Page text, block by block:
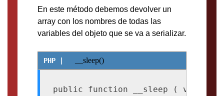
En este método debemos devolver un
array con los nombres de todas las
variables del objeto que se va a serializar.
__sleep()
public function __sleep ( void )